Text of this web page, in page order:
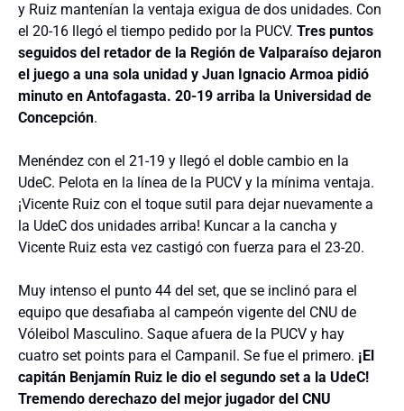
y Ruiz mantenían la ventaja exigua de dos unidades. Con
el 20-16 llegó el tiempo pedido por la PUCV. Tres puntos
seguidos del retador de la Región de Valparaíso dejaron
el juego a una sola unidad y Juan Ignacio Armoa pidió
minuto en Antofagasta. 20-19 arriba la Universidad de
Concepción.
Menéndez con el 21-19 y llegó el doble cambio en la
UdeC. Pelota en la línea de la PUCV y la mínima ventaja.
¡Vicente Ruiz con el toque sutil para dejar nuevamente a
la UdeC dos unidades arriba! Kuncar a la cancha y
Vicente Ruiz esta vez castigó con fuerza para el 23-20.
Muy intenso el punto 44 del set, que se inclinó para el
equipo que desafiaba al campeón vigente del CNU de
Vóleibol Masculino. Saque afuera de la PUCV y hay
cuatro set points para el Campanil. Se fue el primero. ¡El
capitán Benjamín Ruiz le dio el segundo set a la UdeC!
Tremendo derechazo del mejor jugador del CNU